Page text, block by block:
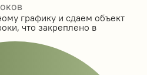
графику и сдаем объект
что закреплено в